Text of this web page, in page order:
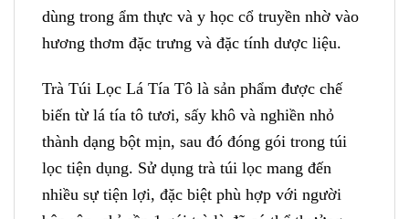
dùng trong ẩm thực và y học cổ truyền nhờ vào
hương thơm đặc trưng và đặc tính dược liệu.
Trà Túi Lọc Lá Tía Tô là sản phẩm được chế
biến từ lá tía tô tươi, sấy khô và nghiền nhỏ
thành dạng bột mịn, sau đó đóng gói trong túi
lọc tiện dụng. Sử dụng trà túi lọc mang đến
nhiều sự tiện lợi, đặc biệt phù hợp với người